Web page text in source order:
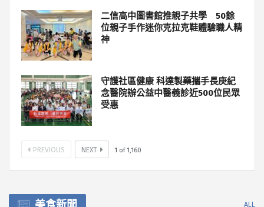
二信高中圖書館推親子共學 50餘
位親子手作迷你克拉克鞋體驗職人精
神
守護社區健康 科達製藥攜手長庚紀
念醫院辦公益中醫義診近500位民眾
受惠
PREVIOUS NEXT 1 of 1,160
ALL